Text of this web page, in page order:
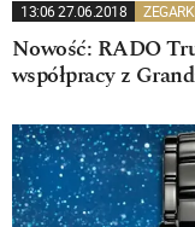
13:06 27.06.2018
Nowość: RADO
współpracy z